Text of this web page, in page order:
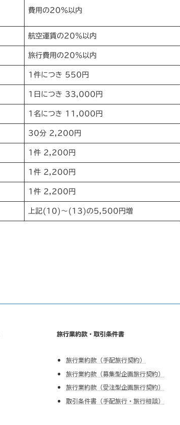
費用の20％以内
航空運賃の20％以内
旅行費用の20％以内
1件につき 550円
1日につき 33,000円
1名につき 11,000円
30分 2,200円
1件 2,200円
1件 2,200円
1件 2,200円
上記(10)〜(13)の5,500円増
旅行業約款・取引条件書
旅行業約款（手配旅行契約）
旅行業約款（募集型企画旅行契約）
旅行業約款（受注型企画旅行契約）
取引条件書（手配旅行・旅行相談）